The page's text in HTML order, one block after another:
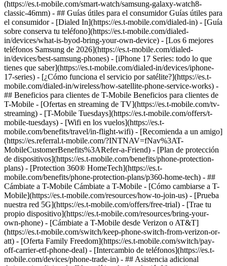
(https://es.t-mobile.com/smart-watch/samsung-galaxy-watch8-
classic-46mm) - ## Guías útiles para el consumidor Guías útiles para
el consumidor - [Dialed In](https://es.t-mobile.com/dialed-in) - [Guía
sobre conserva tu teléfono](https://es.t-mobile.com/dialed-
in/devices/what-is-byod-bring-your-own-device) - [Los 6 mejores
teléfonos Samsung de 2026](https://es.t-mobile.com/dialed-
in/devices/best-samsung-phones) - [iPhone 17 Series: todo lo que
tienes que saber](https://es.t-mobile.com/dialed-in/devices/iphone-
17-series) - [¿Cómo funciona el servicio por satélite?](https://es.t-
mobile.com/dialed-in/wireless/how-satellite-phone-service-works) -
## Beneficios para clientes de T-Mobile Beneficios para clientes de
T-Mobile - [Ofertas en streaming de TV](https://es.t-mobile.com/tv-
streaming) - [T-Mobile Tuesdays](https://es.t-mobile.com/offers/t-
mobile-tuesdays) - [Wifi en los vuelos](https://es.t-
mobile.com/benefits/travel/in-flight-wifi) - [Recomienda a un amigo]
(https://es.referral.t-mobile.com/?INTNAV=fNav%3AT-
MobileCustomerBenefits%3ARefer-a-Friend) - [Plan de protección
de dispositivos](https://es.t-mobile.com/benefits/phone-protection-
plans) - [Protection 360® HomeTech](https://es.t-
mobile.com/benefits/phone-protection-plans/p360-home-tech) - ##
Cámbiate a T-Mobile Cámbiate a T-Mobile - [Cómo cambiarse a T-
Mobile](https://es.t-mobile.com/resources/how-to-join-us) - [Prueba
nuestra red 5G](https://es.t-mobile.com/offers/free-trial) - [Trae tu
propio dispositivo](https://es.t-mobile.com/resources/bring-your-
own-phone) - [Cámbiate a T-Mobile desde Verizon o AT&T]
(https://es.t-mobile.com/switch/keep-phone-switch-from-verizon-or-
att) - [Oferta Family Freedom](https://es.t-mobile.com/switch/pay-
off-carrier-etf-phone-deal) - [Intercambio de teléfonos](https://es.t-
mobile.com/devices/phone-trade-in) - ## Asistencia adicional